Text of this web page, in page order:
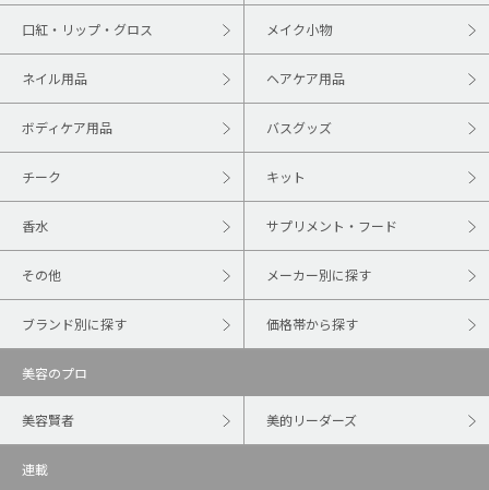
口紅・リップ・グロス メイク小物
ネイル用品 ヘアケア用品
ボディケア用品 バスグッズ
チーク キット
香水 サプリメント・フード
その他 メーカー別に探す
ブランド別に探す 価格帯から探す
美容のプロ
美容賢者 美的リーダーズ
連載